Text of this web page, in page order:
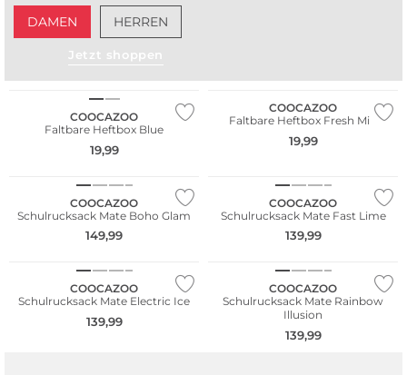
DAMEN HERREN
Jetzt shoppen
COOCAZOO
Faltbare Heftbox Blue
19,99
COOCAZOO
Faltbare Heftbox Fresh Min
19,99
COOCAZOO
Schulrucksack Mate Boho Glam
149,99
COOCAZOO
Schulrucksack Mate Fast Lime
139,99
COOCAZOO
Schulrucksack Mate Electric Ice
139,99
COOCAZOO
Schulrucksack Mate Rainbow
Illusion
139,99